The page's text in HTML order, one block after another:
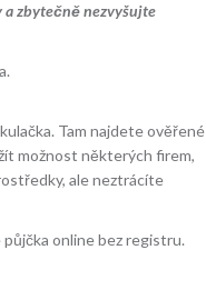
a zbytečně nezvyšujte
. Tam najdete ověřené
možnost některých firem,
ale neztrácíte
půjčka online bez registru.